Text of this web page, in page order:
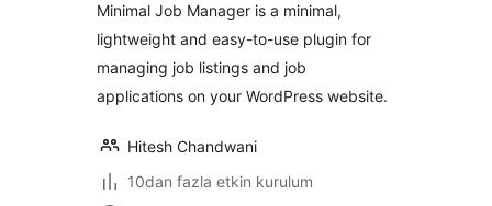
Minimal Job Manager is a minimal,
lightweight and easy-to-use plugin for
managing job listings and job
applications on your WordPress website.
Hitesh Chandwani
10dan fazla etkin kurulum